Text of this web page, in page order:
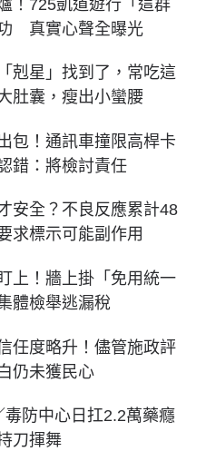
！725凱道遊行「這群
真實心聲全曝光
剋星」找到了，常吃這
肚囊，瘦出小蠻腰
包！通訊車撞限高桿卡
錯：將檢討責任
安全？不良反應累計48
標示可能副作用
上！牆上掛「免用統一
體檢舉逃漏稅
任度略升！儘管施政評
仍未獲民心
毒防中心日扛2.2萬藥癮
刀揮舞